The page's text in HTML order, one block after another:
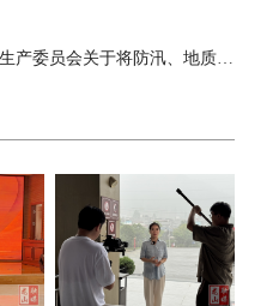
龙山县应急和安全生产委员会关于将防汛、地质灾害、自然灾害救助应急响应提升为三级的通知